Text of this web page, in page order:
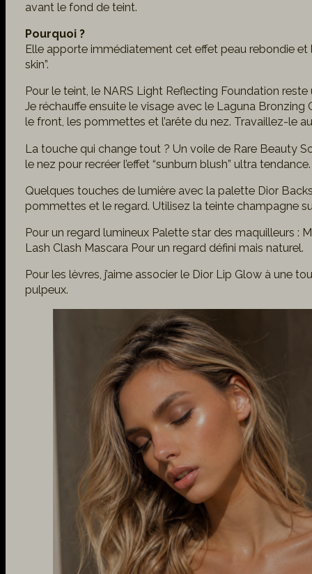
avant le fond de teint.
Pourquoi ?
Elle apporte immédiatement cet effet peau rebondie et
skin”.
Pour le teint, le NARS Light Reflecting Foundation
Je réchauffe ensuite le visage avec le Laguna
le front, les pommettes et l’arête du nez. Travaillez-le
La touche qui change tout ? Un voile de Rare Beauty
le nez pour recréer l’effet “sunburn blush” ultra tendance.
Quelques touches de lumière avec la palette Dior
pommettes et le regard. Utilisez la teinte champagne
Pour un regard lumineux Palette star des maquilleurs :
Lash Clash Mascara Pour un regard défini mais naturel.
Pour les lèvres, j’aime associer le Dior Lip Glow à une
pulpeux.